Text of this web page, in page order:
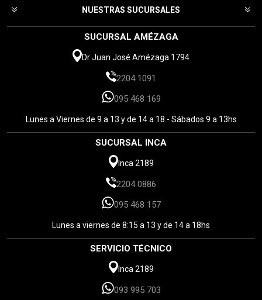
NUESTRAS SUCURSALES
SUCURSAL AMÉZAGA
Dr Juan José Amézaga 1794
2204 1091
095 468 169
Lunes a Viernes de 9 a 13 y de 14 a 18 - Sábados 9 a 13hs
SUCURSAL INCA
Inca 2189
2204 0886
095 468 157
Lunes a viernes de 8:15 a 13 y de 14 a 18hs
SERVICIO TÉCNICO
Inca 2189
093 995 703